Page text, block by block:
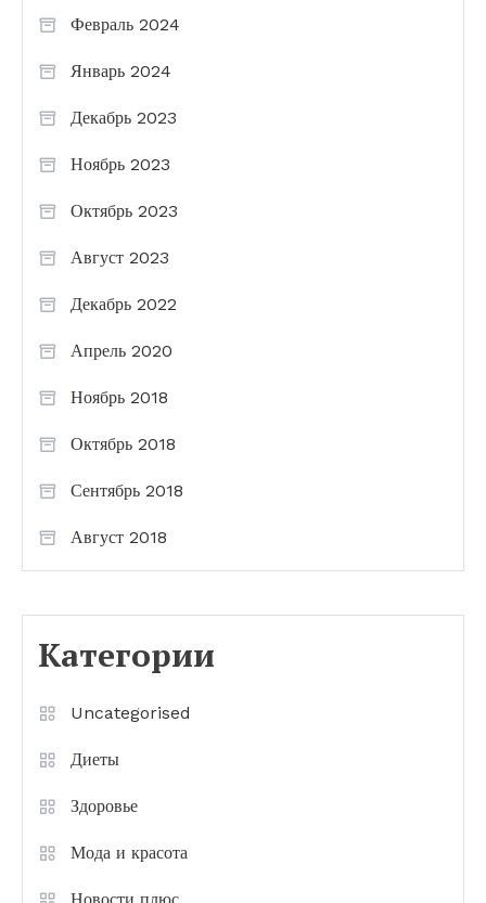
Февраль 2024
Январь 2024
Декабрь 2023
Ноябрь 2023
Октябрь 2023
Август 2023
Декабрь 2022
Апрель 2020
Ноябрь 2018
Октябрь 2018
Сентябрь 2018
Август 2018
Категории
Uncategorised
Диеты
Здоровье
Мода и красота